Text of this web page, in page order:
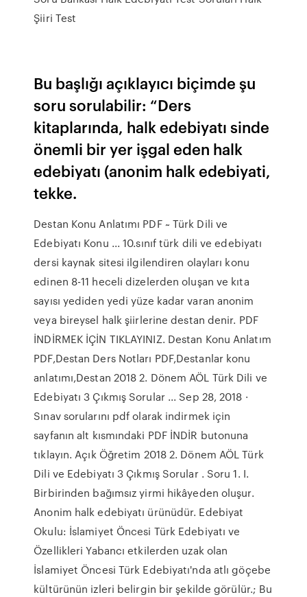
Şiiri Test
Bu başlığı açıklayıcı biçimde şu
soru sorulabilir: “Ders
kitaplarında, halk edebiyatı sinde
önemli bir yer işgal eden halk
edebiyatı (anonim halk edebiyati,
tekke.
Destan Konu Anlatımı PDF ~ Türk Dili ve
Edebiyatı Konu ... 10.sınıf türk dili ve edebiyatı
dersi kaynak sitesi ilgilendiren olayları konu
edinen 8-11 heceli dizelerden oluşan ve kıta
sayısı yediden yedi yüze kadar varan anonim
veya bireysel halk şiirlerine destan denir. PDF
İNDİRMEK İÇİN TIKLAYINIZ. Destan Konu Anlatım
PDF,Destan Ders Notları PDF,Destanlar konu
anlatımı,Destan 2018 2. Dönem AÖL Türk Dili ve
Edebiyatı 3 Çıkmış Sorular ... Sep 28, 2018 ·
Sınav sorularını pdf olarak indirmek için
sayfanın alt kısmındaki PDF İNDİR butonuna
tıklayın. Açık Öğretim 2018 2. Dönem AÖL Türk
Dili ve Edebiyatı 3 Çıkmış Sorular . Soru 1. I.
Birbirinden bağımsız yirmi hikâyeden oluşur.
Anonim halk edebiyatı ürünüdür. Edebiyat
Okulu: İslamiyet Öncesi Türk Edebiyatı ve
Özellikleri Yabancı etkilerden uzak olan
İslamiyet Öncesi Türk Edebiyatı'nda atlı göçebe
kültürünün izleri belirgin bir şekilde görülür.; Bu